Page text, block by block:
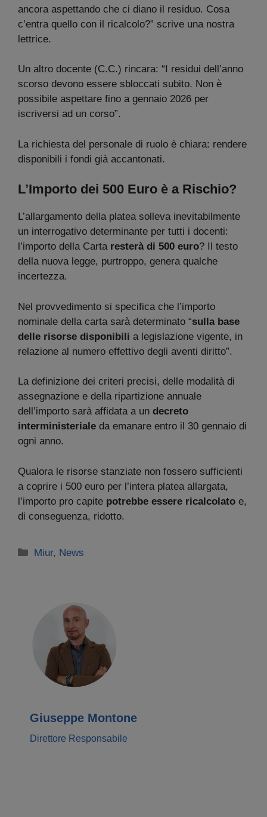
ancora aspettando che ci diano il residuo. Cosa
c’entra quello con il ricalcolo?” scrive una nostra
lettrice.
Un altro docente (C.C.) rincara: “I residui dell’anno
scorso devono essere sbloccati subito. Non è
possibile aspettare fino a gennaio 2026 per
iscriversi ad un corso”.
La richiesta del personale di ruolo è chiara: rendere
disponibili i fondi già accantonati.
L’Importo dei 500 Euro è a Rischio?
L’allargamento della platea solleva inevitabilmente
un interrogativo determinante per tutti i docenti:
l’importo della Carta resterà di 500 euro? Il testo
della nuova legge, purtroppo, genera qualche
incertezza.
Nel provvedimento si specifica che l’importo
nominale della carta sarà determinato “sulla base
delle risorse disponibili a legislazione vigente, in
relazione al numero effettivo degli aventi diritto”.
La definizione dei criteri precisi, delle modalità di
assegnazione e della ripartizione annuale
dell’importo sarà affidata a un decreto
interministeriale da emanare entro il 30 gennaio di
ogni anno.
Qualora le risorse stanziate non fossero sufficienti
a coprire i 500 euro per l’intera platea allargata,
l’importo pro capite potrebbe essere ricalcolato e,
di conseguenza, ridotto.
Categorie
Miur, News
Giuseppe Montone
Direttore Responsabile